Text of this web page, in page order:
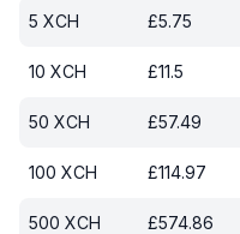
5 XCH £5.75
10 XCH £11.5
50 XCH £57.49
100 XCH £114.97
500 XCH £574.86